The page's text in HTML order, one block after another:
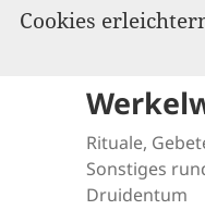
Rituale,
Sonstiges
Druidentum
Cookies